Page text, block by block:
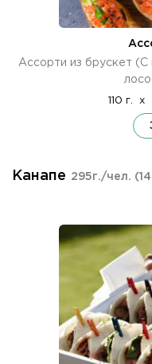
Ассорти из брускет (С
110 г. x
Канапе 295г./чел.